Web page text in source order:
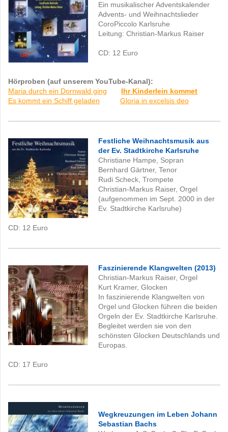
Ein musikalischer Adventskalender
Advents- und Weihnachtslieder
CoroPiccolo Karlsruhe
Leitung: Christian-Markus Raiser
CD: 12 Euro
Hörproben (auf unserem YouTube-Kanal):
Maria durch ein Dornwald ging
Ihr Kinderlein kommet
Es kommt ein Schiff geladen
Gloria in excelsis deo
Festliche Weihnachtsmusik aus
der Ev. Stadtkirche Karlsruhe
Christiane Hampe, Sopran
Bernhard Gärtner, Tenor
Rudi Scheck, Trompete
Christian-Markus Raiser, Orgel
(aufgenommen im Sept. 2000 in der
Ev. Stadtkirche Karlsruhe)
CD: 12 Euro
Faszinierende Klangwelten (2013)
Christian-Markus Raiser, Orgel
Kurt Kramer, Glocken
In faszinierende Klangwelten von
Orgel und Glocken führen die beiden
Orgeln der Ev. Stadtkirche Karlsruhe.
Begleitet werden sie von den
schönsten Glocken Deutschlands und
Europas.
CD: 17 Euro
Wegkreuzungen im Leben Johann
Sebastian Bachs